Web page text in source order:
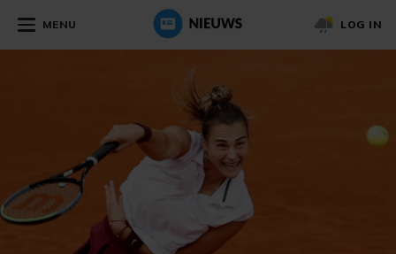
MENU LOG IN